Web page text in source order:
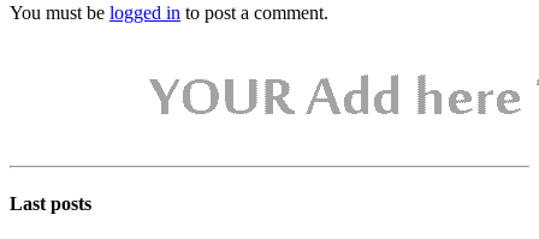
You must be logged in to post a comment.
Last posts